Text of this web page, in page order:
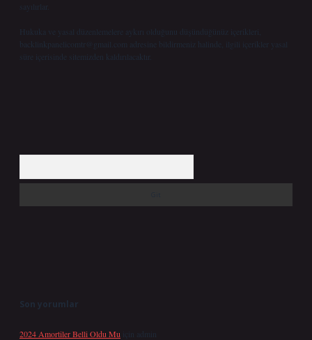
sayılırlar.
Hukuka ve yasal düzenlemelere aykırı olduğunu düşündüğünüz içerikleri,
backlinkpanelicomtr@gmail.com
adresine bildirmeniz halinde, ilgili içerikler yasal
süre içerisinde sitemizden kaldırılacaktır.
Son yorumlar
2024 Amortiler Belli Oldu Mu için
admin